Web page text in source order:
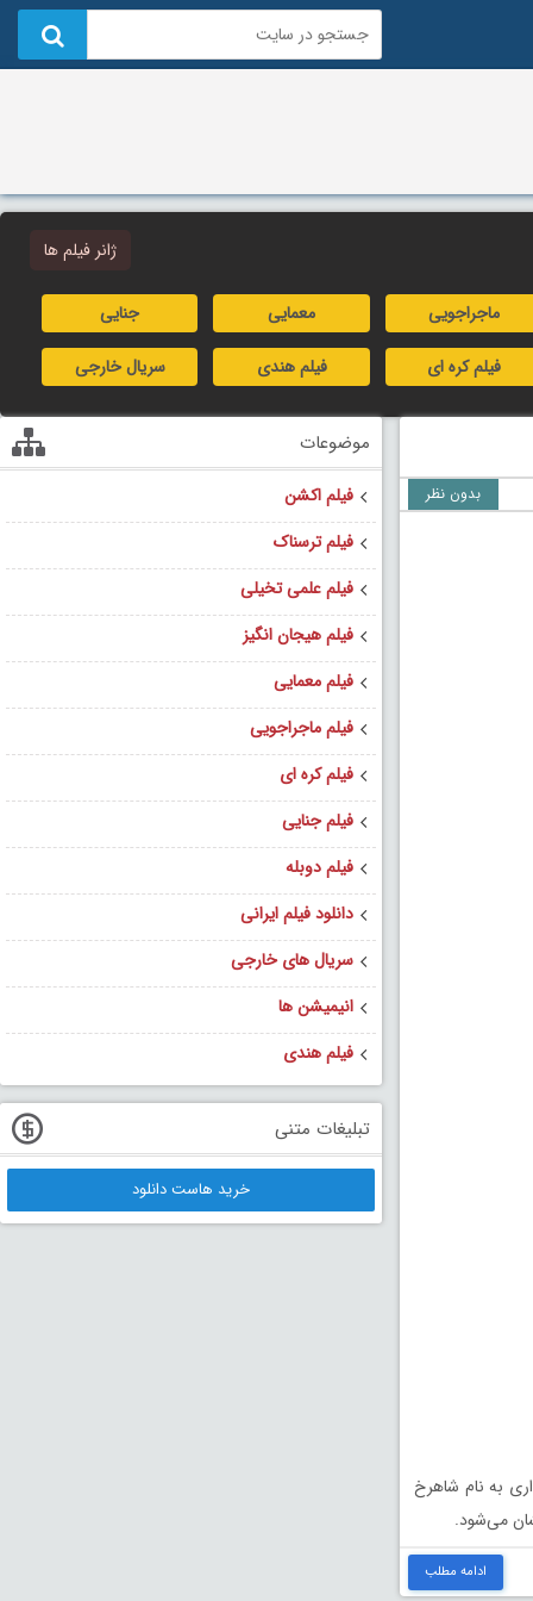
ژانر فیلم ها
ماجراجویی معمایی جنایی
فیلم کره ای فیلم هندی سریال خارجی
بدون نظر
به نام شاهرخ
می‌شود.
ادامه مطلب
موضوعات
فیلم اکشن
فیلم ترسناک
فیلم علمی تخیلی
فیلم هیجان انگیز
فیلم معمایی
فیلم ماجراجویی
فیلم کره ای
فیلم جنایی
فیلم دوبله
دانلود فیلم ایرانی
سریال های خارجی
انیمیشن ها
فیلم هندی
تبلیغات متنی
خرید هاست دانلود